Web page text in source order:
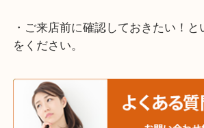
寝屋川市・門真市・伏見区・高槻
交野市・井手町